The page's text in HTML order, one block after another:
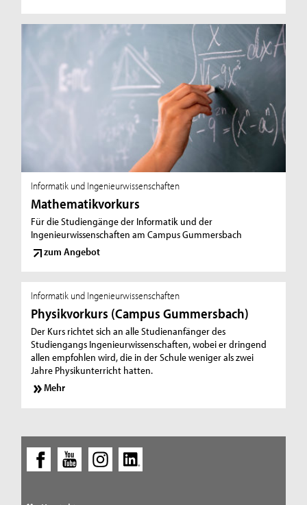
Informatik und Ingenieurwissenschaften
Mathematikvorkurs
Für die Studiengänge der Informatik und der
Ingenieurwissenschaften am Campus Gummersbach
zum Angebot
Informatik und Ingenieurwissenschaften
Physikvorkurs (Campus Gummersbach)
Der Kurs richtet sich an alle Studienanfänger des
Studiengangs Ingenieurwissenschaften, wobei er dringend
allen empfohlen wird, die in der Schule weniger als zwei
Jahre Physikunterricht hatten.
Mehr